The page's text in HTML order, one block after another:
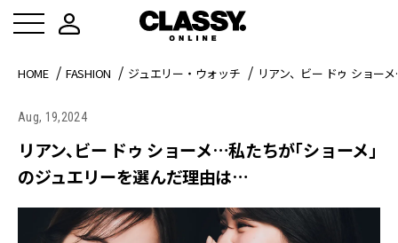
HOME FASHION ジュエリー・ウォッチ リアン、ビー ドゥ ショー
Aug, 19,2024
リアン、ビー ドゥ ショーメ…私たちが「ショーメ」
のジュエリーを選んだ理由は…